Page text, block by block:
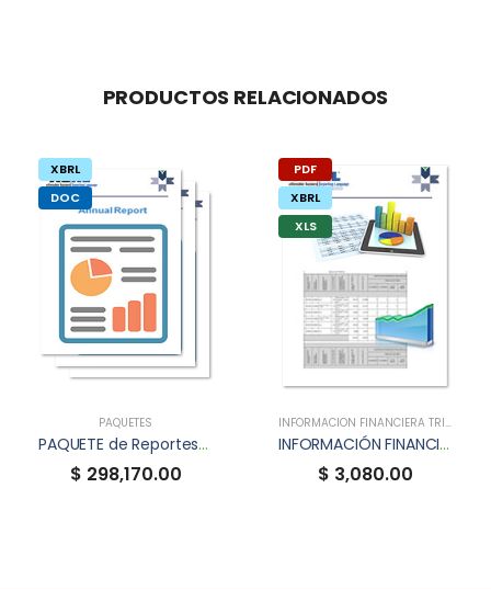
PRODUCTOS RELACIONADOS
XBRL
DOC
PAQUETES
PAQUETE de Reportes Anuales XBRL
$ 298,170.00
PDF
XBRL
XLS
INFORMACIÓN FINANCIERA TRIMESTRAL (XBRL)
INFORMACIÓN FINANCIERA TRIMESTRAL XBRL DE ACCELSA
$ 3,080.00